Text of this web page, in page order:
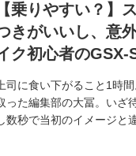
【乗りやすい？】
きがいいし、意
ク初心者のGSX-
上司に食い下がること1時
った編集部の大冨。いざ
数秒で当初のイメージと